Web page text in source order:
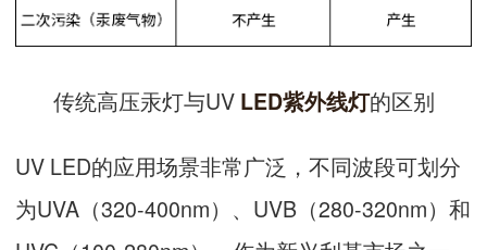
传统高压汞灯与UV LED紫外线灯的区别
UV LED的应用场景非常广泛，不同波段可划分
为UVA（320-400nm）、UVB（280-320nm）和